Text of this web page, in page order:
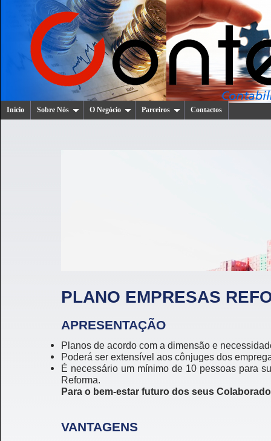
Início Sobre Nós O Negócio Parceiros Contactos
PLANO EMPRESAS
APRESENTAÇÃO
Planos de acordo com a dimensão e
Poderá ser extensível aos cônjuges dos
É necessário um mínimo de 10 pessoas para
Reforma.
Para o bem-estar futuro dos seus
VANTAGENS